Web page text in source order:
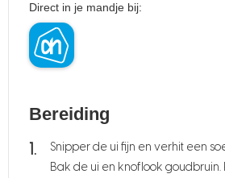
Direct in je mandje bij:
Bereiding
Snipper de ui fijn en verhit een
Bak de ui en knoflook goudbruin.